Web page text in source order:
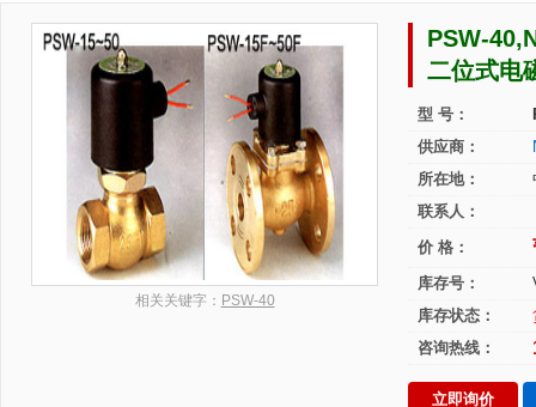
相关关键字： PSW-40
PSW-
二位式电
型 号：
供应商：
所在地：
联系人：
价 格：
库存号：
库存状态：
咨询热线：
立即询价